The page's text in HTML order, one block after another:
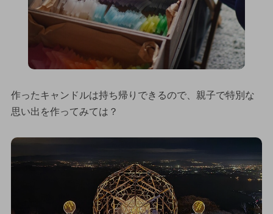
作ったキャンドルは持ち帰りできるので、親子で特別な
思い出を作ってみては？